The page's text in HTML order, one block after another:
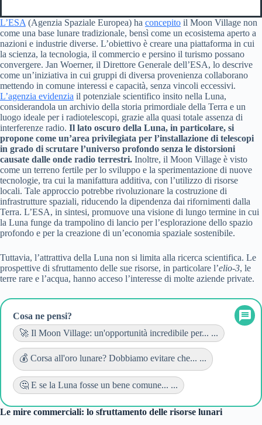
L’ESA (Agenzia Spaziale Europea) ha concepito il Moon Village non
come una base lunare tradizionale, bensì come un ecosistema aperto a
nazioni e industrie diverse. L’obiettivo è creare una piattaforma in cui
la scienza, la tecnologia, il commercio e persino il turismo possano
convergere. Jan Woerner, il Direttore Generale dell’ESA, lo descrive
come un’iniziativa in cui gruppi di diversa provenienza collaborano
mettendo in comune interessi e capacità, senza vincoli eccessivi.
L’agenzia evidenzia il potenziale scientifico insito nella Luna,
considerandola un archivio della storia primordiale della Terra e un
luogo ideale per i radiotelescopi, grazie alla quasi totale assenza di
interferenze radio. Il lato oscuro della Luna, in particolare, si
propone come un’area privilegiata per l’installazione di telescopi
in grado di scrutare l’universo profondo senza le distorsioni
causate dalle onde radio terrestri. Inoltre, il Moon Village è visto
come un terreno fertile per lo sviluppo e la sperimentazione di nuove
tecnologie, tra cui la manifattura additiva, con l’utilizzo di risorse
locali. Tale approccio potrebbe rivoluzionare la costruzione di
infrastrutture spaziali, riducendo la dipendenza dai rifornimenti dalla
Terra. L’ESA, in sintesi, promuove una visione di lungo termine in cui
la Luna funge da trampolino di lancio per l’esplorazione dello spazio
profondo e per la creazione di un’economia spaziale sostenibile.
Tuttavia, l’attrattiva della Luna non si limita alla ricerca scientifica. Le
prospettive di sfruttamento delle sue risorse, in particolare l’elio-3, le
terre rare e l’acqua, hanno acceso l’interesse di molte aziende private.
Cosa ne pensi?
🚀 Il Moon Village: un'opportunità incredibile per... ...
💰 Corsa all'oro lunare? Dobbiamo evitare che... ...
🤔 E se la Luna fosse un bene comune... ...
Le mire commerciali: lo sfruttamento delle risorse lunari